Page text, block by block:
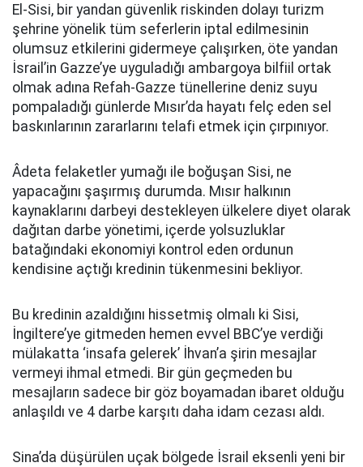
El-Sisi, bir yandan güvenlik riskinden dolayı turizm
şehrine yönelik tüm seferlerin iptal edilmesinin
olumsuz etkilerini gidermeye çalışırken, öte yandan
İsrail’in Gazze’ye uyguladığı ambargoya bilfiil ortak
olmak adına Refah-Gazze tünellerine deniz suyu
pompaladığı günlerde Mısır’da hayatı felç eden sel
baskınlarının zararlarını telafi etmek için çırpınıyor.
Âdeta felaketler yumağı ile boğuşan Sisi, ne
yapacağını şaşırmış durumda. Mısır halkının
kaynaklarını darbeyi destekleyen ülkelere diyet olarak
dağıtan darbe yönetimi, içerde yolsuzluklar
batağındaki ekonomiyi kontrol eden ordunun
kendisine açtığı kredinin tükenmesini bekliyor.
Bu kredinin azaldığını hissetmiş olmalı ki Sisi,
İngiltere’ye gitmeden hemen evvel BBC’ye verdiği
mülakatta ‘insafa gelerek’ İhvan’a şirin mesajlar
vermeyi ihmal etmedi. Bir gün geçmeden bu
mesajların sadece bir göz boyamadan ibaret olduğu
anlaşıldı ve 4 darbe karşıtı daha idam cezası aldı.
Sina’da düşürülen uçak bölgede İsrail eksenli yeni bir